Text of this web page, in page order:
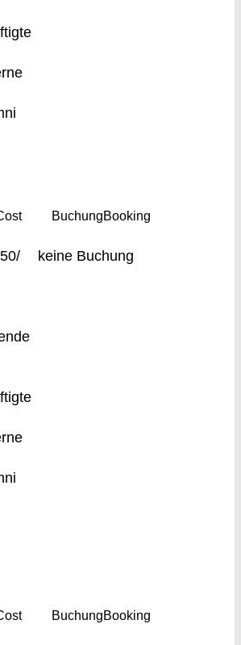
BuchungBooking
keine Buchung
BuchungBooking